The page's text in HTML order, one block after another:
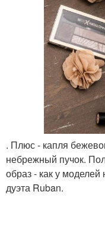
. Плюс - капля
небрежный пучок.
образ - как у
дуэта Ruban.